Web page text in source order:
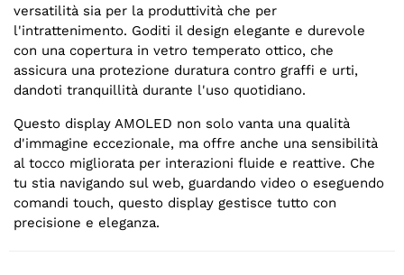
versatilità sia per la produttività che per
l'intrattenimento. Goditi il design elegante e durevole
con una copertura in vetro temperato ottico, che
assicura una protezione duratura contro graffi e urti,
dandoti tranquillità durante l'uso quotidiano.
Questo display AMOLED non solo vanta una qualità
d'immagine eccezionale, ma offre anche una sensibilità
al tocco migliorata per interazioni fluide e reattive. Che
tu stia navigando sul web, guardando video o eseguendo
comandi touch, questo display gestisce tutto con
precisione e eleganza.